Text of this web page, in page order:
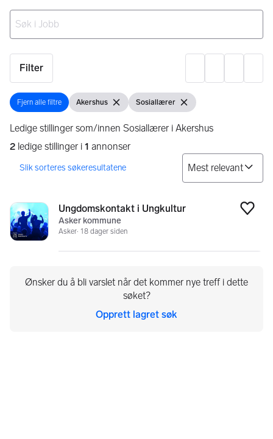
Filter
Fjern alle filtre
Fjern alle filtre Vis filter
Akershus Fjern filterVis filter
Sosiallærer Fjern filter
Ledige stillinger som/innen Sosiallærer i Akershus
2 ledige stillinger i 1 annonser
Søkeresultater
Ungdomskontakt i Ungkultur
Asker kommune
Asker 18 dager siden
Ønsker du å bli varslet når det kommer nye treff i dette
søket?
Opprett lagret søk